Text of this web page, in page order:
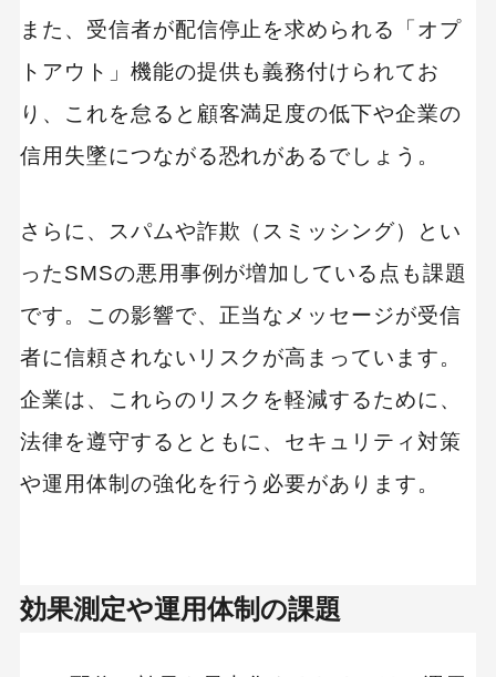
また、受信者が配信停止を求められる「オプ
トアウト」機能の提供も義務付けられてお
り、これを怠ると顧客満足度の低下や企業の
信用失墜につながる恐れがあるでしょう。
さらに、スパムや詐欺（スミッシング）とい
ったSMSの悪用事例が増加している点も課題
です。この影響で、正当なメッセージが受信
者に信頼されないリスクが高まっています。
企業は、これらのリスクを軽減するために、
法律を遵守するとともに、セキュリティ対策
や運用体制の強化を行う必要があります。
効果測定や運用体制の課題